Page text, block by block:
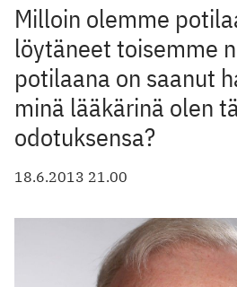
Milloin olemme
löytäneet toisemme
potilaana on saanut
minä lääkärinä olen
odotuksensa?
18.6.2013 21.00